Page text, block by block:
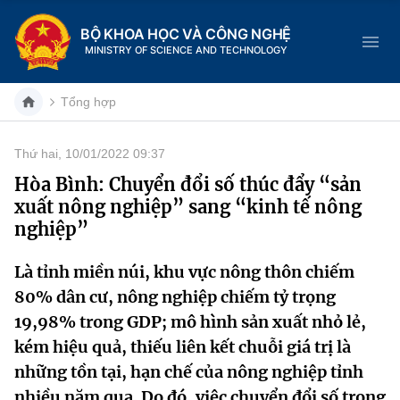
BỘ KHOA HỌC VÀ CÔNG NGHỆ
MINISTRY OF SCIENCE AND TECHNOLOGY
Danh mục
Trang chủ
Chức năng nhiệm vụ
Cơ cấu tổ chức
Lịch sử phát triển
Tin tức sự kiện
Khoa học và Công nghệ
Đổi mới sáng tạo
Dịch vụ công
Hệ thống văn bản
Tổng hợp
Thứ hai, 10/01/2022 09:37
Hòa Bình: Chuyển đổi số thúc đẩy “sản
xuất nông nghiệp” sang “kinh tế nông
nghiệp”
Là tỉnh miền núi, khu vực nông thôn chiếm
80% dân cư, nông nghiệp chiếm tỷ trọng
19,98% trong GDP; mô hình sản xuất nhỏ lẻ,
kém hiệu quả, thiếu liên kết chuỗi giá trị là
những tồn tại, hạn chế của nông nghiệp tỉnh